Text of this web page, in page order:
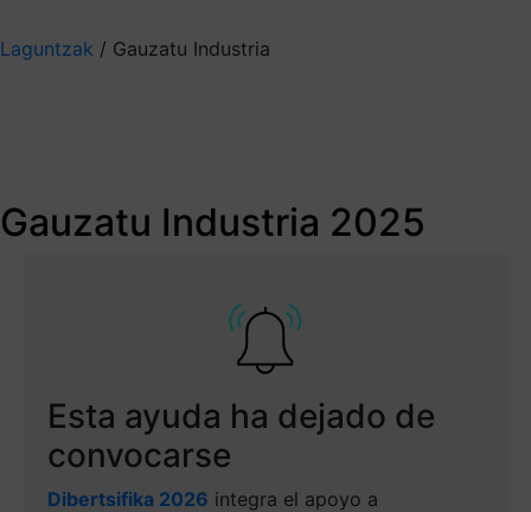
Laguntzak / Gauzatu Industria
de las pymes de base
tecnológica y/o
innovadora
Accede a tu expediente. Entra aquí.
Gauzatu Industria 2025
Esta ayuda ha dejado de
convocarse
Dibertsifika 2026 integra el apoyo a